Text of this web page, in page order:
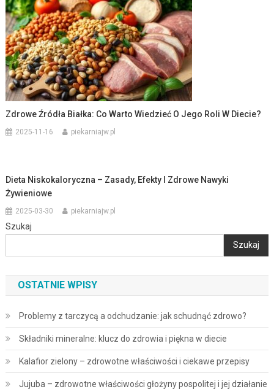
Zdrowe Źródła Białka: Co Warto Wiedzieć O Jego Roli W Diecie?
2025-11-16 piekarniajw.pl
Dieta Niskokaloryczna – Zasady, Efekty I Zdrowe Nawyki
Żywieniowe
2025-03-30 piekarniajw.pl
Szukaj
Szukaj
OSTATNIE WPISY
Problemy z tarczycą a odchudzanie: jak schudnąć zdrowo?
Składniki mineralne: klucz do zdrowia i piękna w diecie
Kalafior zielony – zdrowotne właściwości i ciekawe przepisy
Jujuba – zdrowotne właściwości głożyny pospolitej i jej działanie